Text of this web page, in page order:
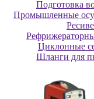
Подготовка
Промышленные
Циклонные
Шланги для